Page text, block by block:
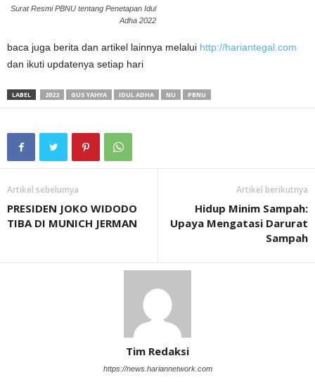
Surat Resmi PBNU tentang Penetapan Idul
Adha 2022
baca juga berita dan artikel lainnya melalui http://hariantegal.com
dan ikuti updatenya setiap hari
LABEL 2022 GUS YAHYA IDUL ADHA NU PBNU
Artikel sebelumya
PRESIDEN JOKO WIDODO
TIBA DI MUNICH JERMAN
Artikel berikutnya
Hidup Minim Sampah:
Upaya Mengatasi Darurat
Sampah
Tim Redaksi
https://news.hariannetwork.com